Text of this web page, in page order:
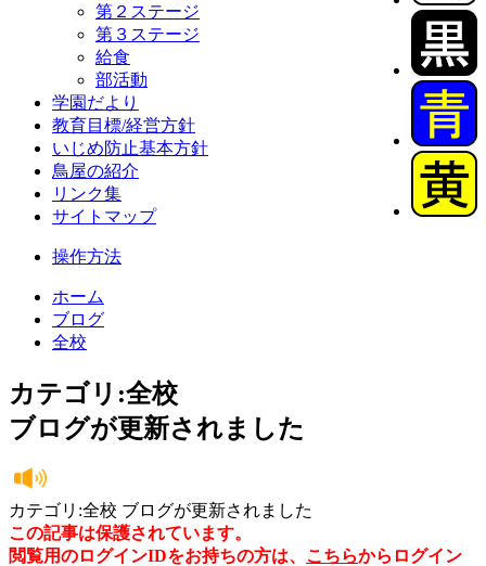
第２ステージ
第３ステージ
給食
部活動
学園だより
教育目標/経営方針
いじめ防止基本方針
鳥屋の紹介
リンク集
サイトマップ
操作方法
ホーム
ブログ
全校
カテゴリ:全校
ブログが更新されました
カテゴリ:全校 ブログが更新されました
この記事は保護されています。
閲覧用のログインIDをお持ちの方は、 こちらからログイン